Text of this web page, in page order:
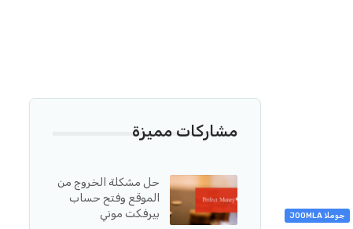
جوملا JOOMLA
مشاركات مميزة
حل مشكلة الخروج من
الموقع وفتح حساب
بيرفكت موني